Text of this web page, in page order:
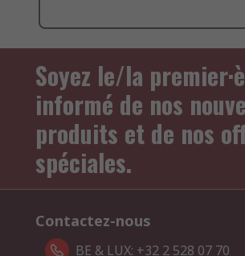
Soyez le/la
informé de nos
produits et de nos
spéciales.
Contactez-nous
BE & LUX: +32 2 528 07 70